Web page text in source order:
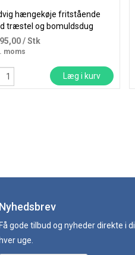
hængekøje fritstående
træstel og bomuldsdug
/ Stk
moms
Læg i kurv
Nyhedsbrev
Få gode tilbud og nyheder direkte i
hver uge.